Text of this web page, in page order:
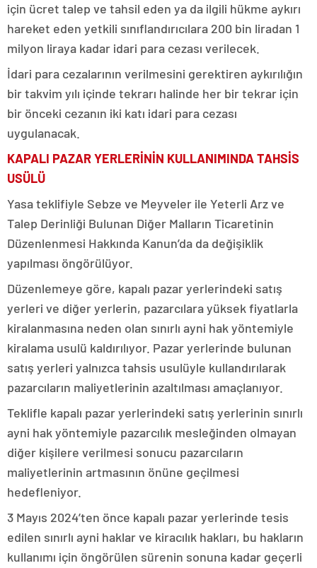
için ücret talep ve tahsil eden ya da ilgili hükme aykırı
hareket eden yetkili sınıflandırıcılara 200 bin liradan 1
milyon liraya kadar idari para cezası verilecek.
İdari para cezalarının verilmesini gerektiren aykırılığın
bir takvim yılı içinde tekrarı halinde her bir tekrar için
bir önceki cezanın iki katı idari para cezası
uygulanacak.
KAPALI PAZAR YERLERİNİN KULLANIMINDA TAHSİS
USÜLÜ
Yasa teklifiyle Sebze ve Meyveler ile Yeterli Arz ve
Talep Derinliği Bulunan Diğer Malların Ticaretinin
Düzenlenmesi Hakkında Kanun’da da değişiklik
yapılması öngörülüyor.
Düzenlemeye göre, kapalı pazar yerlerindeki satış
yerleri ve diğer yerlerin, pazarcılara yüksek fiyatlarla
kiralanmasına neden olan sınırlı ayni hak yöntemiyle
kiralama usulü kaldırılıyor. Pazar yerlerinde bulunan
satış yerleri yalnızca tahsis usulüyle kullandırılarak
pazarcıların maliyetlerinin azaltılması amaçlanıyor.
Teklifle kapalı pazar yerlerindeki satış yerlerinin sınırlı
ayni hak yöntemiyle pazarcılık mesleğinden olmayan
diğer kişilere verilmesi sonucu pazarcıların
maliyetlerinin artmasının önüne geçilmesi
hedefleniyor.
3 Mayıs 2024’ten önce kapalı pazar yerlerinde tesis
edilen sınırlı ayni haklar ve kiracılık hakları, bu hakların
kullanımı için öngörülen sürenin sonuna kadar geçerli